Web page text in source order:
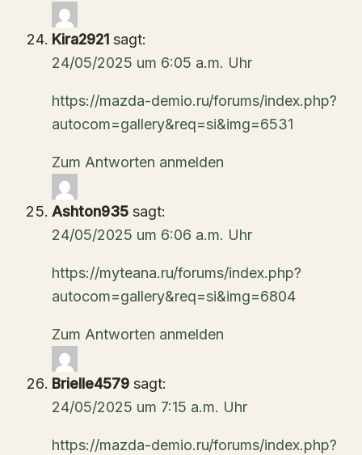
Kira2921 sagt:
24/05/2025 um 6:05 a.m. Uhr
https://mazda-demio.ru/forums/index.php?
autocom=gallery&req=si&img=6531
Zum Antworten anmelden
Ashton935 sagt:
24/05/2025 um 6:06 a.m. Uhr
https://myteana.ru/forums/index.php?
autocom=gallery&req=si&img=6804
Zum Antworten anmelden
Brielle4579 sagt:
24/05/2025 um 7:15 a.m. Uhr
https://mazda-demio.ru/forums/index.php?